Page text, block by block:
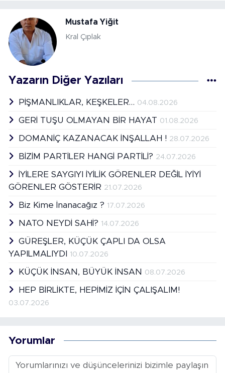
Mustafa Yiğit
Kral Çıplak
Yazarın Diğer Yazıları
PİŞMANLIKLAR, KEŞKELER… 04.08.2026
GERİ TUŞU OLMAYAN BİR HAYAT 01.08.2026
DOMANİÇ KAZANACAK İNŞALLAH ! 28.07.2026
BİZİM PARTİLER HANGİ PARTİLİ? 24.07.2026
İYİLERE SAYGIYI İYİLİK GÖRENLER DEĞİL İYİYİ
GÖRENLER GÖSTERİR 21.07.2026
Biz Kime İnanacağız ? 17.07.2026
NATO NEYDİ SAHİ? 14.07.2026
GÜREŞLER, KÜÇÜK ÇAPLI DA OLSA
YAPILMALIYDI
10.07.2026
KÜÇÜK İNSAN, BÜYÜK İNSAN 08.07.2026
HEP BİRLİKTE, HEPİMİZ İÇİN ÇALIŞALIM!
03.07.2026
Yorumlar